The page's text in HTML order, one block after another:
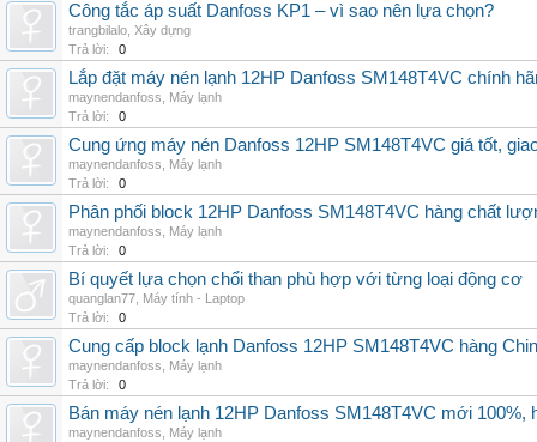
Công tắc áp suất Danfoss KP1 – vì sao nên lựa chọn?
trangbilalo Xây dựng
Trả lời:
0
Lắp đặt máy nén lạnh 12HP Danfoss SM148T4VC chính
maynendanfoss
Máy lạnh
Trả lời:
0
Cung ứng máy nén Danfoss 12HP SM148T4VC giá tốt,
maynendanfoss
Máy lạnh
Trả lời:
0
Phân phối block 12HP Danfoss SM148T4VC hàng chất
maynendanfoss
Máy lạnh
Trả lời:
0
Bí quyết lựa chọn chổi than phù hợp với từng loại động cơ
quanglan77 Máy tính - Laptop
Trả lời:
0
Cung cấp block lạnh Danfoss 12HP SM148T4VC hàng
maynendanfoss
Máy lạnh
Trả lời:
0
Bán máy nén lạnh 12HP Danfoss SM148T4VC mới
maynendanfoss
Máy lạnh